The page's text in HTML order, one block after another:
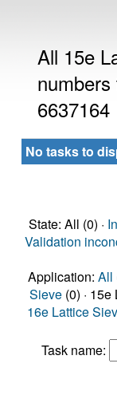
All 15e
6637164
No tasks to
State: All (0) ·
Validation
Application: All
Sieve (0) ·
16e Lattice
Task name: